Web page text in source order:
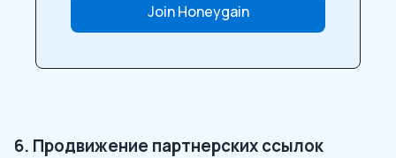
Join Honeygain
6. Продвижение партнерских ссылок